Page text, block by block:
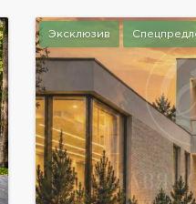
Эксклюзив